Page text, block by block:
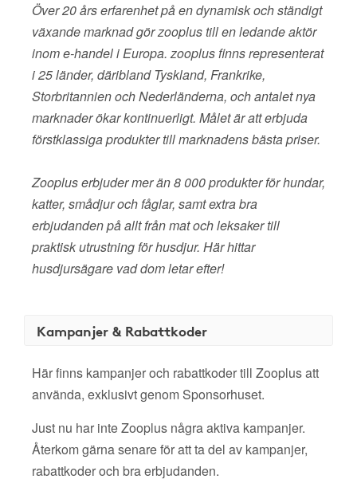
Över 20 års erfarenhet på en dynamisk och ständigt
växande marknad gör zooplus till en ledande aktör
inom e-handel i Europa. zooplus finns representerat
i 25 länder, däribland Tyskland, Frankrike,
Storbritannien och Nederländerna, och antalet nya
marknader ökar kontinuerligt. Målet är att erbjuda
förstklassiga produkter till marknadens bästa priser.
Zooplus erbjuder mer än 8 000 produkter för hundar,
katter, smådjur och fåglar, samt extra bra
erbjudanden på allt från mat och leksaker till
praktisk utrustning för husdjur. Här hittar
husdjursägare vad dom letar efter!
Kampanjer & Rabattkoder
Här finns kampanjer och rabattkoder till Zooplus att
använda, exklusivt genom Sponsorhuset.
Just nu har inte Zooplus några aktiva kampanjer.
Återkom gärna senare för att ta del av kampanjer,
rabattkoder och bra erbjudanden.